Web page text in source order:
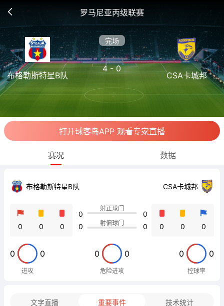
罗马尼亚丙级联赛
布格勒斯特星B队
完场
4 - 0
CSA卡城邦
打开球客岛APP 观看专家直播
赛况 数据
布格勒斯特星B队 CSA卡城邦
0 0 0
0
0
射正球门
射偏球门
0
0
0 0 0
0 0
进攻
0 0
危险进攻
0 0
控球率
文字直播 重要事件 技术统计